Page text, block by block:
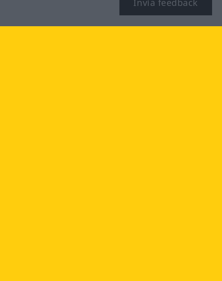
Invia feedback